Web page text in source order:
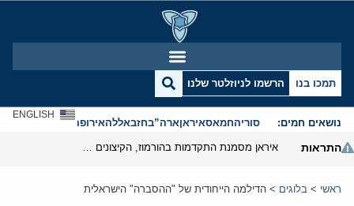
תמכו בנו הרשמו לניוזלטר שלנו
נושאים חמים: סוריהחמאסאיראןארה”בחזבאללהאירופהאנטישמיות
ENGLISH
התראות
ראשי > בלוגים > הדילמה הייחודית של "ההסברה" הישראלית